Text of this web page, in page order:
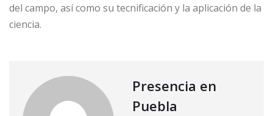
del campo, así como su tecnificación y la aplicación de la
ciencia.
Presencia en
Puebla